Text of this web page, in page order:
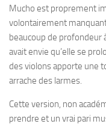
Mucho est proprement
volontairement
beaucoup de profondeur
avait envie qu’elle se
des violons apporte une
arrache des larmes.
Cette version, non
prendre et un vrai pari